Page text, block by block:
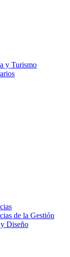
y Turismo
de la Gestión
Diseño